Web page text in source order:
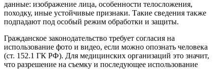
данные: изображение лица, особенности телосложения,
походку, иные устойчивые признаки. Такие сведения также
подпадают под особый режим обработки и защиты.
Гражданское законодательство требует согласия на
использование фото и видео, если можно опознать человека
(ст. 152.1 ГК РФ). Для медицинских организаций это значит,
что разрешение на съемку и последующее использование